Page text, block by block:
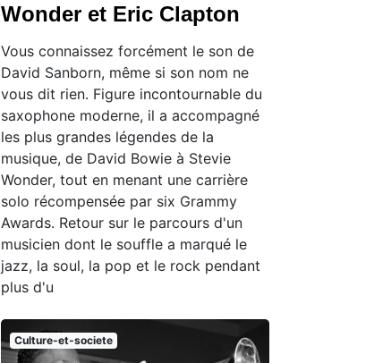
Wonder et Eric Clapton
Vous connaissez forcément le son de
David Sanborn, même si son nom ne
vous dit rien. Figure incontournable du
saxophone moderne, il a accompagné
les plus grandes légendes de la
musique, de David Bowie à Stevie
Wonder, tout en menant une carrière
solo récompensée par six Grammy
Awards. Retour sur le parcours d'un
musicien dont le souffle a marqué le
jazz, la soul, la pop et le rock pendant
plus d'u
Culture-et-societe